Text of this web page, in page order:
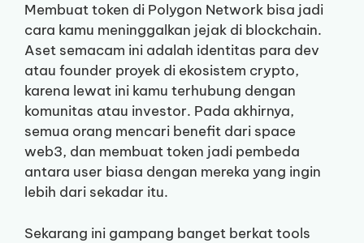
Membuat token di Polygon Network bisa jadi
cara kamu meninggalkan jejak di blockchain.
Aset semacam ini adalah identitas para dev
atau founder proyek di ekosistem crypto,
karena lewat ini kamu terhubung dengan
komunitas atau investor. Pada akhirnya,
semua orang mencari benefit dari space
web3, dan membuat token jadi pembeda
antara user biasa dengan mereka yang ingin
lebih dari sekadar itu.
Sekarang ini gampang banget berkat tools